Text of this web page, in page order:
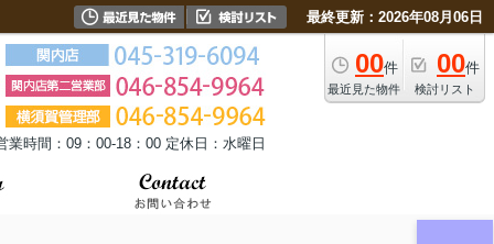
最終更新：2026年08月06日
00件
最近見た物件
00件
検討リスト
業時間：09：00-18：00 定休日：水曜日